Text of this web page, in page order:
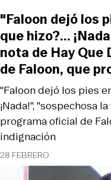
28 FEBRERO
"Faloon dejó los pies
¡Nada!", "sospechosa
programa oficial de
indignación
"Faloon dejó los
que hizo?...
nota de Hay
de Faloon, que